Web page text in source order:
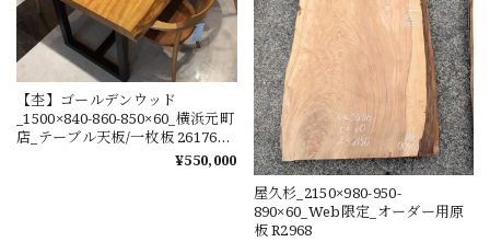
【杢】ゴールデンウッド
_1500×840-860-850×60_横浜元町
店_テーブル天板/一枚板 261760-
¥550,000
屋久杉_2150×980-950-
890×60_Web限定_オーダー用原
板 R2968